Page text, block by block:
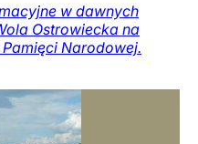
w dawnych
Ostrowiecka na
Pamięci Narodowej.